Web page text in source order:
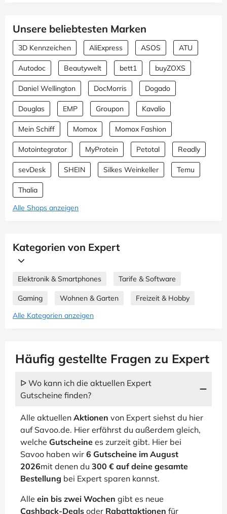
Unsere beliebtesten Marken
3D Kennzeichen AliExpress ASOS ATU
Autodoc Beautywelt bett1 buyZOXS
Daniel Wellington DocMorris Dogado
Douglas EMP Groupon Kavalio
Mein Schiff Momox Momox Fashion
Motointegrator MyProtein Petotal Readly
sevDesk SHEIN Silkes Weinkeller Temu
Thalia
Alle Shops anzeigen
Kategorien von Expert
Elektronik & Smartphones Tarife & Software
Gaming Wohnen & Garten
Freizeit & Hobby
Alle Kategorien anzeigen
Häufig gestellte Fragen zu Expert
ᐅ Wo kann ich die aktuellen Expert
Gutscheine finden?
Alle aktuellen Aktionen von Expert siehst du hier
auf Savoo.de. Hier erfährst du außerdem gleich,
welche Gutscheine es zurzeit gibt. Hier bei
Savoo haben wir 6 Gutscheine im August
2026mit denen du 300 € auf deine gesamte
Bestellung bei Expert sparen kannst.
Alle ein bis zwei Wochen gibt es neue
Cashback-Deals oder Rabattaktionen für